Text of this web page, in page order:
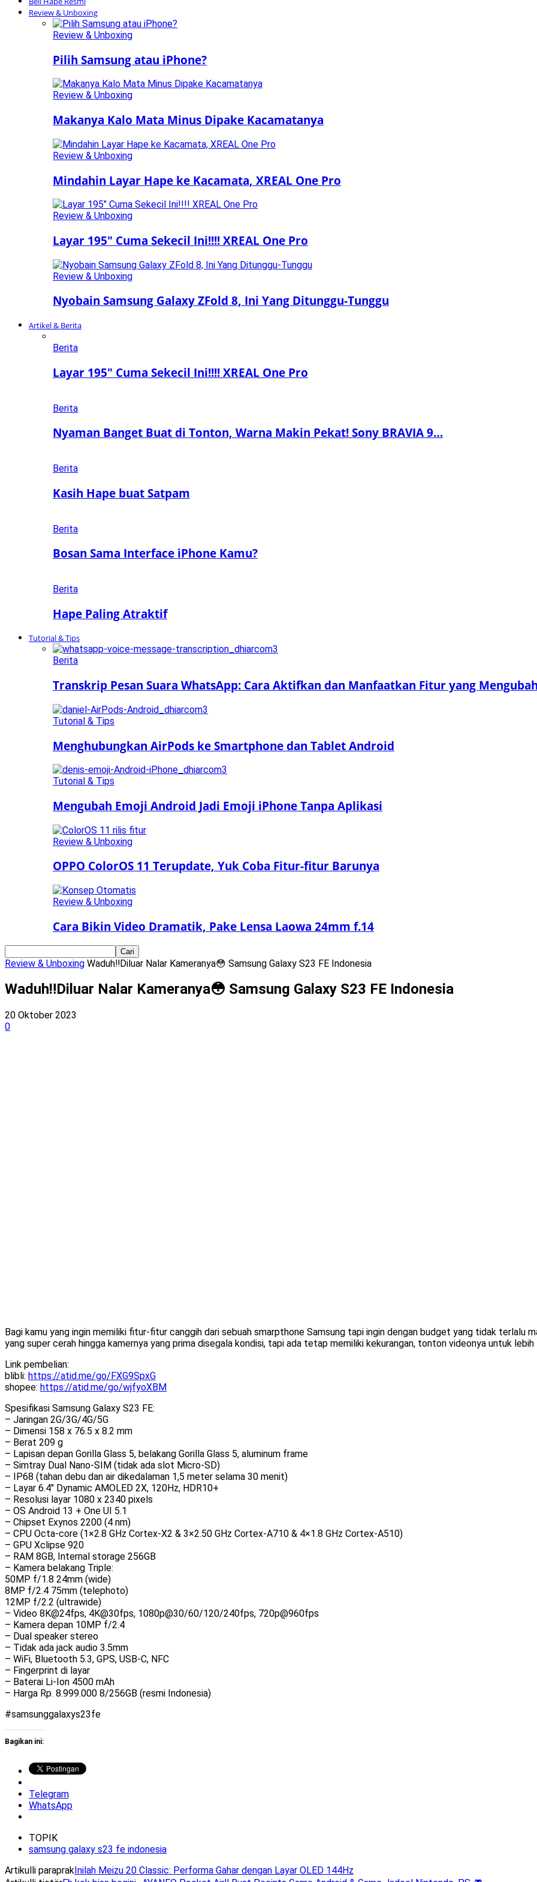
Review & Unboxing
Review & Unboxing
Pilih Samsung atau iPhone?
Review & Unboxing
Makanya Kalo Mata Minus Dipake Kacamatanya
Review & Unboxing
Mindahin Layar Hape ke Kacamata, XREAL One Pro
Review & Unboxing
Layar 195″ Cuma Sekecil Ini!!!! XREAL One Pro
Review & Unboxing
Nyobain Samsung Galaxy ZFold 8, Ini Yang Ditunggu-Tunggu
Artikel & Berita
Berita
Layar 195″ Cuma Sekecil Ini!!!! XREAL One Pro
Berita
Nyaman Banget Buat di Tonton, Warna Makin Pekat! Sony BRAVIA 9…
Berita
Kasih Hape buat Satpam
Berita
Bosan Sama Interface iPhone Kamu?
Berita
Hape Paling Atraktif
Tutorial & Tips
Berita
Transkrip Pesan Suara WhatsApp: Cara Aktifkan dan Manfaatkan Fitur yang
Tutorial & Tips
Menghubungkan AirPods ke Smartphone dan Tablet Android
Tutorial & Tips
Mengubah Emoji Android Jadi Emoji iPhone Tanpa Aplikasi
Review & Unboxing
OPPO ColorOS 11 Terupdate, Yuk Coba Fitur-fitur Barunya
Review & Unboxing
Cara Bikin Video Dramatik, Pake Lensa Laowa 24mm f.14
Review & Unboxing Waduh‼️Diluar Nalar Kameranya😳 Samsung Galaxy S23 FE Indonesia
Waduh‼️Diluar Nalar Kameranya😳 Samsung Galaxy S23 FE Indonesia
20 Oktober 2023
0
Bagi kamu yang ingin memiliki fitur-fitur canggih dari sebuah smarpthone Samsung tapi ingin dengan budget yang tidak terlalu
yang super cerah hingga kamernya yang prima disegala kondisi, tapi ada tetap memiliki kekurangan, tonton videonya untuk lebih
Link pembelian:
blibli: https://atid.me/go/FXG9SpxG
shopee: https://atid.me/go/wjfyoXBM
Spesifikasi Samsung Galaxy S23 FE:
– Jaringan 2G/3G/4G/5G
– Dimensi 158 x 76.5 x 8.2 mm
– Berat 209 g
– Lapisan depan Gorilla Glass 5, belakang Gorilla Glass 5, aluminum frame
– Simtray Dual Nano-SIM (tidak ada slot Micro-SD)
– IP68 (tahan debu dan air dikedalaman 1,5 meter selama 30 menit)
– Layar 6.4″ Dynamic AMOLED 2X, 120Hz, HDR10+
– Resolusi layar 1080 x 2340 pixels
– OS Android 13 + One UI 5.1
– Chipset Exynos 2200 (4 nm)
– CPU Octa-core (1×2.8 GHz Cortex-X2 & 3×2.50 GHz Cortex-A710 & 4×1.8 GHz Cortex-A510)
– GPU Xclipse 920
– RAM 8GB, Internal storage 256GB
– Kamera belakang Triple:
50MP f/1.8 24mm (wide)
8MP f/2.4 75mm (telephoto)
12MP f/2.2 (ultrawide)
– Video 8K@24fps, 4K@30fps, 1080p@30/60/120/240fps, 720p@960fps
– Kamera depan 10MP f/2.4
– Dual speaker stereo
– Tidak ada jack audio 3.5mm
– WiFi, Bluetooth 5.3, GPS, USB-C, NFC
– Fingerprint di layar
– Baterai Li-Ion 4500 mAh
– Harga Rp. 8.999.000 8/256GB (resmi Indonesia)
#samsunggalaxys23fe
Bagikan ini:
Telegram
WhatsApp
TOPIK
samsung galaxy s23 fe indonesia
Artikulli paraprak Inilah Meizu 20 Classic: Performa Gahar dengan Layar OLED 144Hz